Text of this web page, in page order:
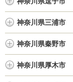
神奈川県三浦市
神奈川県秦野市
神奈川県厚木市